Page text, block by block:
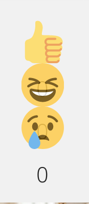
Палец
вверх!
0
Дикий
смех!
0
Грусть :(
0